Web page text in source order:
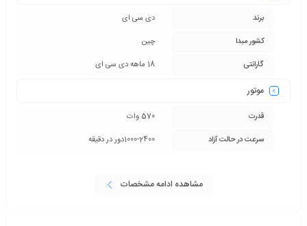
موارد استفاده از پولیش دریلی
برند
دی سی ای
کشور مبدا
چین
گارانتی
18 ماهه دی سی ای
موتور
قدرت
570 وات
سرعت در حالت آزاد
1000-2400دور در دقیقه
مشاهده ادامه مشخصات